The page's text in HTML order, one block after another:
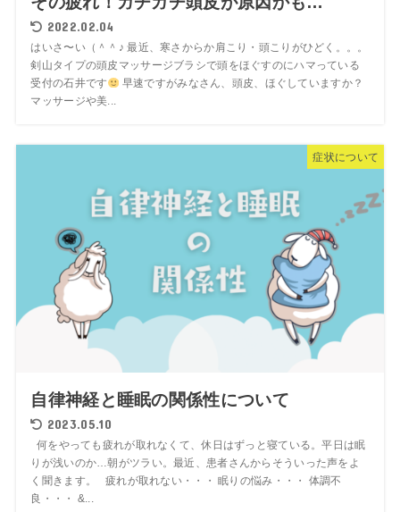
2022.02.04
はいさ〜い（＾＾♪ 最近、寒さからか肩こり・頭こりがひどく。。。
剣山タイプの頭皮マッサージブラシで頭をほぐすのにハマっている
受付の石井です
早速ですがみなさん、頭皮、ほぐしていますか？
マッサージや美...
症状について
自律神経と睡眠の関係性について
2023.05.10
何をやっても疲れが取れなくて、休日はずっと寝ている。平日は眠
りが浅いのか…朝がツラい。最近、患者さんからそういった声をよ
く聞きます。 疲れが取れない・・・ 眠りの悩み・・・ 体調不
良・・・ &...